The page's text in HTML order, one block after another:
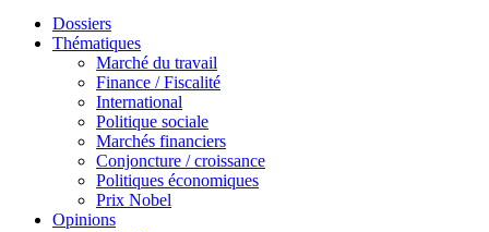
Dossiers
Thématiques
Marché du travail
Finance / Fiscalité
International
Politique sociale
Marchés financiers
Conjoncture / croissance
Politiques économiques
Prix Nobel
Opinions